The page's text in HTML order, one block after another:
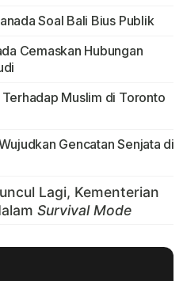
Soal Bali Bius Publik
Cemaskan Hubungan
Muslim di Toronto
Gencatan Senjata di